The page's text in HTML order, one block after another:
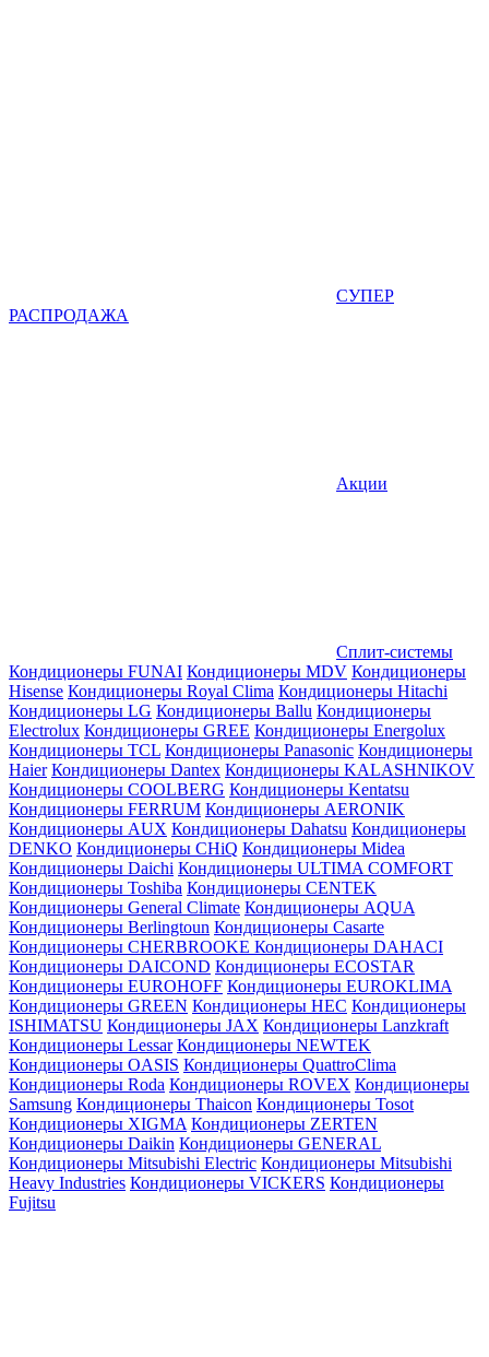
СУПЕР
РАСПРОДАЖА
Акции
Сплит-системы
Кондиционеры FUNAI Кондиционеры MDV Кондиционеры
Hisense Кондиционеры Royal Clima Кондиционеры Hitachi
Кондиционеры LG Кондиционеры Ballu Кондиционеры
Electrolux Кондиционеры GREE Кондиционеры Energolux
Кондиционеры TCL Кондиционеры Panasonic Кондиционеры
Haier Кондиционеры Dantex Кондиционеры KALASHNIKOV
Кондиционеры СOOLBERG Кондиционеры Kentatsu
Кондиционеры FERRUM Кондиционеры AERONIK
Кондиционеры AUX Кондиционеры Dahatsu Кондиционеры
DENKO Кондиционеры CHiQ Кондиционеры Midea
Кондиционеры Daichi Кондиционеры ULTIMA COMFORT
Кондиционеры Toshiba Кондиционеры CENTEK
Кондиционеры General Climate Кондиционеры AQUA
Кондиционеры Berlingtoun Кондиционеры Casarte
Кондиционеры CHERBROOKE Кондиционеры DAHACI
Кондиционеры DAICOND Кондиционеры ECOSTAR
Кондиционеры EUROHOFF Кондиционеры EUROKLIMA
Кондиционеры GREEN Кондиционеры HEC Кондиционеры
ISHIMATSU Кондиционеры JAX Кондиционеры Lanzkraft
Кондиционеры Lessar Кондиционеры NEWTEK
Кондиционеры OASIS Кондиционеры QuattroClima
Кондиционеры Roda Кондиционеры ROVEX Кондиционеры
Samsung Кондиционеры Thaicon Кондиционеры Tosot
Кондиционеры XIGMA Кондиционеры ZERTEN
Кондиционеры Daikin Кондиционеры GENERAL
Кондиционеры Mitsubishi Electric Кондиционеры Mitsubishi
Heavy Industries Кондиционеры VICKERS Кондиционеры
Fujitsu